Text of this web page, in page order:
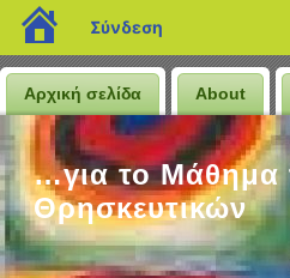
blogs.sch.gr
Σύνδεση
Αρχική σελίδα About
…για το Μάθημα
Θρησκευτικών